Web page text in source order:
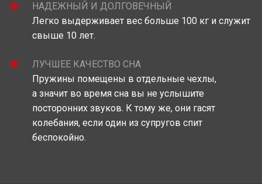
НАДЕЖНЫЙ И ДОЛГОВЕЧНЫЙ
Легко выдерживает вес больше 100 кг и служит
свыше 10 лет.
ЛУЧШЕЕ КАЧЕСТВО СНА
Пружины помещены в отдельные чехлы,
а значит во время сна вы не услышите
посторонних звуков. К тому же, они гасят
колебания, если один из супругов спит
беспокойно.